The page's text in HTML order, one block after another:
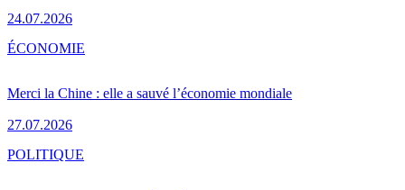
24.07.2026
Merci la Chine : elle a sauvé l’économie mondiale
27.07.2026
ÉCONOMIE
POLITIQUE